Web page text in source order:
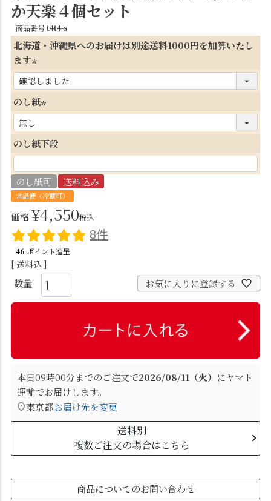
か天楽４個セット
商品番号t4t4-s
北海道・沖縄県へのお届けは別途送料1000円を加算いたし
ます
(
必
須
)
のし紙
必
須
のし紙下段
のし紙可 送料込み
常温便（冷蔵可）
価格¥4,550税込
8件
46 ポイント進呈
送料込
お気に入りに登録する
本日09時00分までのご注文で2026/08/11（火） にヤマト
運輸でお届けします。
東京都お届け先を変更
送料別
複数ご注文の場合はこちら
商品についてのお問い合わせ